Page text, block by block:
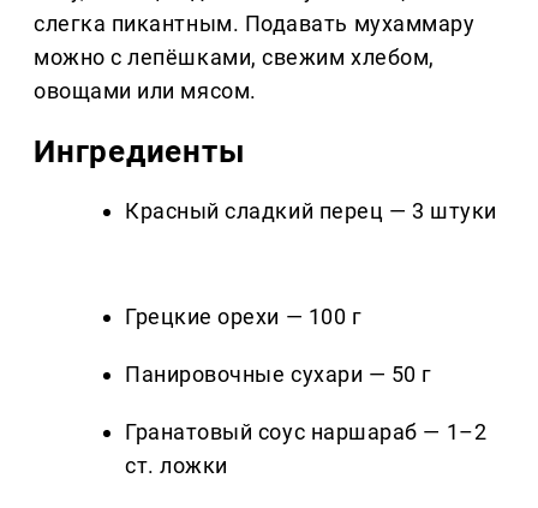
слегка пикантным. Подавать мухаммару
можно с лепёшками, свежим хлебом,
овощами или мясом.
Ингредиенты
Красный сладкий перец — 3 штуки
Грецкие орехи — 100 г
Панировочные сухари — 50 г
Гранатовый соус наршараб — 1–2
ст. ложки